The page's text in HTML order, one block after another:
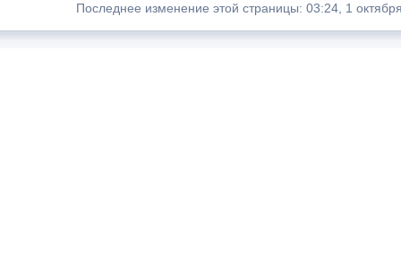
Последнее изменение этой страницы: 03:24, 1